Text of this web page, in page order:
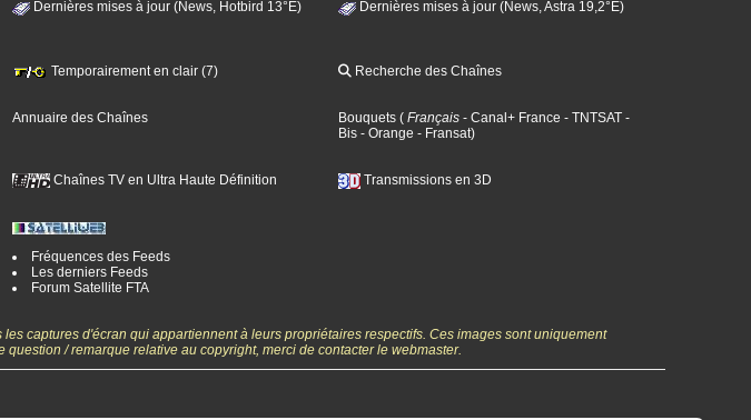
Dernières mises à jour (News, Hotbird 13°E) Dernières mises à jour (News, Astra 19,2°E)
Temporairement en clair (7) Recherche des Chaînes
Annuaire des Chaînes Bouquets ( Français - Canal+ France - TNTSAT -
Bis - Orange - Fransat)
Chaînes TV en Ultra Haute Définition Transmissions en 3D
Fréquences des Feeds
Les derniers Feeds
Forum Satellite FTA
captures d'écran qui appartiennent à leurs propriétaires respectifs. Ces images sont uniquement
/ remarque relative au copyright, merci de contacter le webmaster.